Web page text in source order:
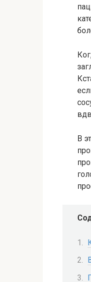
В